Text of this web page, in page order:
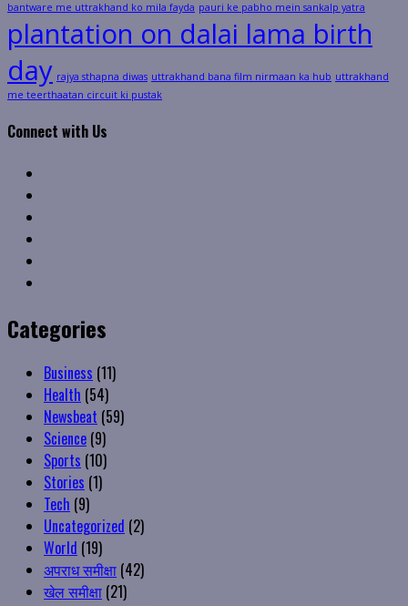
bantware me uttrakhand ko mila fayda pauri ke pabho mein sankalp yatra
plantation on dalai lama birth
day rajya sthapna diwas uttrakhand bana film nirmaan ka hub uttrakhand
me teerthaatan circuit ki pustak
Connect with Us
Categories
Business (11)
Health (54)
Newsbeat (59)
Science (9)
Sports (10)
Stories (1)
Tech (9)
Uncategorized (2)
World (19)
अपराध समीक्षा (42)
खेल समीक्षा (21)